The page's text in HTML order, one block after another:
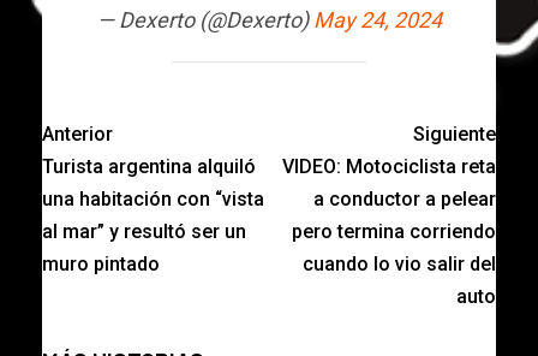
— Dexerto (@Dexerto)May 24, 2024
Anterior
Turista argentina alquiló
una habitación con “vista
al mar” y resultó ser un
muro pintado
Siguiente
VIDEO: Motociclista reta
a conductor a pelear
pero termina corriendo
cuando lo vio salir del
auto